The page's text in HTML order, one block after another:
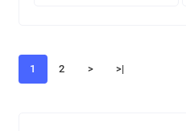
1 2 > >|